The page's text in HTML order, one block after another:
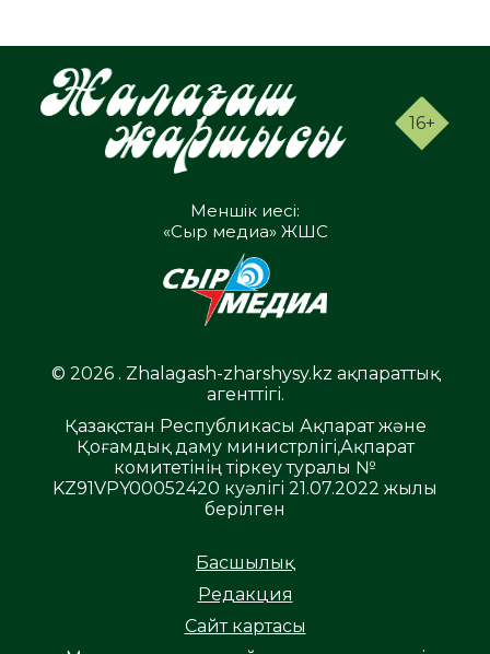
16+
Меншік иесі:
«Сыр медиа» ЖШС
© 2026 . Zhalagash-zharshysy.kz ақпараттық
агенттігі.
Қазақстан Республикасы Ақпарат және
Қоғамдық даму министрлігі,Ақпарат
комитетінің тіркеу туралы №
KZ91VPY00052420 куәлігі 21.07.2022 жылы
берілген
Басшылық
Редакция
Сайт картасы